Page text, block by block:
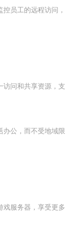
员工的远程访问，
访问和共享资源，支
办公，而不受地域限
服务器，享受更多